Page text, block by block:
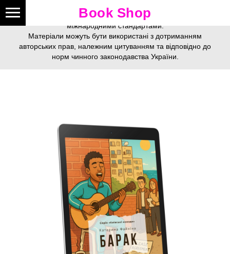
Book Shop
Online Publishing
згідно з усіма державними вимогами та
міжнародними стандартами.
Матеріали можуть бути використані з дотриманням
авторських прав, належним цитуванням та відповідно до
норм чинного законодавства України.